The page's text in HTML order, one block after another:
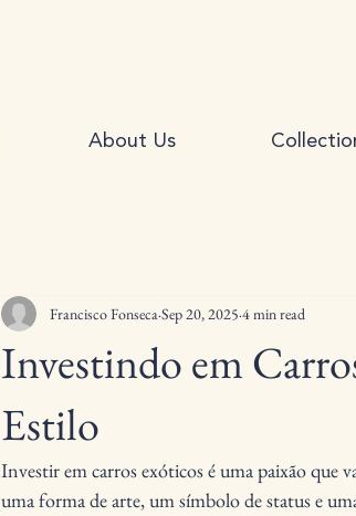
About Us
Investindo em
Estilo
Francisco Fonseca Sep 20, 2025 4 min read
Investir em carros exóticos é uma paixão que
uma forma de arte, um símbolo de status e